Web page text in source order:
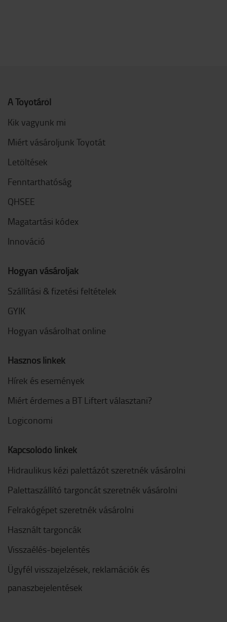
A Toyotáról
Kik vagyunk mi
Miért vásároljunk Toyotát
Letöltések
Fenntarthatóság
QHSEE
Magatartási kódex
Innováció
Hogyan vásároljak
Szállítási & fizetési feltételek
GYIK
Hogyan vásárolhat online
Hasznos linkek
Hírek és események
Miért érdemes a BT Liftert választani?
Logiconomi
Kapcsolódó linkek
Hidraulikus kézi palettázót szeretnék vásárolni
Palettaszállító targoncát szeretnék vásárolni
Felrakógépet szeretnék vásárolni
Használt targoncák
Visszaélés-bejelentés
Ügyfél visszajelzések, reklamációk és
panaszbejelentések